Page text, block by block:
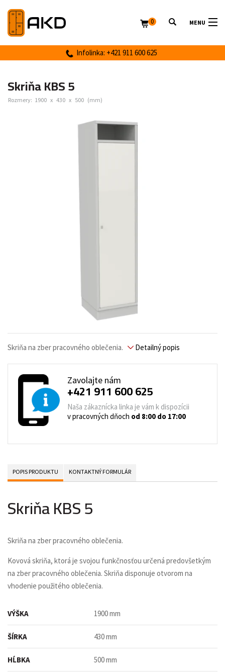
MENU
Infolinka: +421 911 600 625
0
Skriňa KBS 5
Rozmery: 1900 x 430 x 500 (mm)
Skriňa na zber pracovného oblečenia. Detailný popis
Zavolajte nám
+421 911 600 625
Naša zákaznícka linka je vám k dispozícii
v pracovných dňoch od 8:00 do 17:00
POPIS PRODUKTU KONTAKTNÝ FORMULÁR
Skriňa KBS 5
Skriňa na zber pracovného oblečenia.
Kovová skriňa, ktorá je svojou funkčnosťou určená predovšetkým
na zber pracovného oblečenia. Skriňa disponuje otvorom na
vhodenie použitého oblečenia.
VÝŠKA 1900 mm
ŠÍRKA 430 mm
HĹBKA 500 mm